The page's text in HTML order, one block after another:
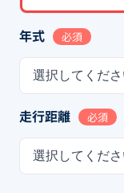
年式 必須
選択してくださ
走行距離 必須
選択してくださ